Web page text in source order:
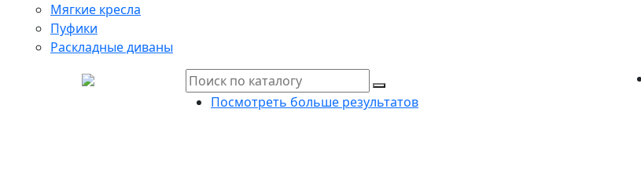
Мягкие кресла
Пуфики
Раскладные диваны
Посмотреть больше результатов